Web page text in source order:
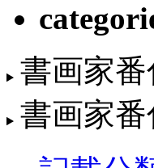
書画家
書画家